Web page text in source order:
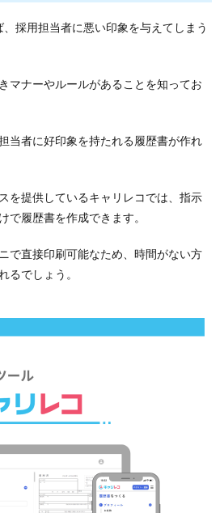
採用担当者に悪い印象を与えてしまう
マナーやルールがあることを知ってお
当者に好印象を持たれる履歴書が作れ
を提供しているキャリレコでは、指示
で履歴書を作成できます。
で直接印刷可能なため、時間がない方
るでしょう。